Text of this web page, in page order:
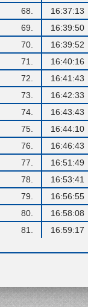
68.
16:37:13
69.
16:39:50
70.
16:39:52
71.
16:40:16
72.
16:41:43
73.
16:42:33
74.
16:43:43
75.
16:44:10
76.
16:46:43
77.
16:51:49
78.
16:53:41
79.
16:56:55
80.
16:58:08
81.
16:59:17